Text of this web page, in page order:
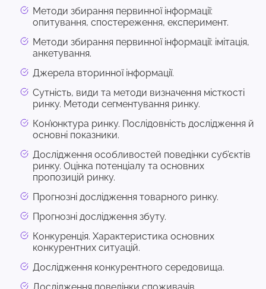
Методи збирання первинної інформації:
опитування, спостереження, експеримент.
Методи збирання первинної інформації: імітація,
анкетування.
Джерела вторинної інформації.
Сутність, види та методи визначення місткості
ринку. Методи сегментування ринку.
Кон’юнктура ринку. Послідовність дослідження й
основні показники.
Дослідження особливостей поведінки суб’єктів
ринку. Оцінка потенціалу та основних
пропозицій ринку.
Прогнозні дослідження товарного ринку.
Прогнозні дослідження збуту.
Конкуренція. Характеристика основних
конкурентних ситуацій.
Дослідження конкурентного середовища.
Дослідження поведінки споживачів.